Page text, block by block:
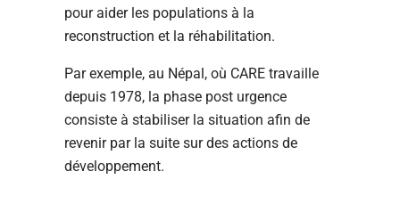
pour aider les populations à la
reconstruction et la réhabilitation.
Par exemple, au Népal, où CARE travaille
depuis 1978, la phase post urgence
consiste à stabiliser la situation afin de
revenir par la suite sur des actions de
développement.